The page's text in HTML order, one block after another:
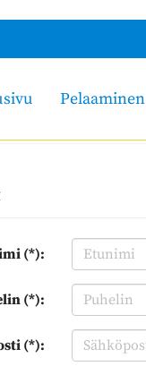
Pelaaminen
(*):
(*):
(*):